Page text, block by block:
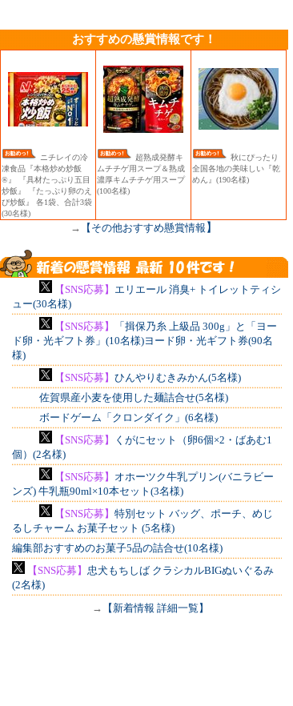
おすすめの懸賞情報です！
ニチレイの冷
凍食品『本格炒め炒飯
®』 『具材たっぷり五目
炒飯』 『たっぷり卵のえ
び炒飯』 各1袋、合計3袋
(30名様)
超熟成発酵キ
ムチチゲ用スープ＆熟成
濃厚キムチチゲ用スープ
(100名様)
秋にぴったり
全国各地の美味しい『乾
めん』(190名様)
→ 【その他おすすめ懸賞情報 】
【SNS応募】 エリエール 消臭+ トイレットティシ
ュー(30名様)
【SNS応募】
「揖保乃糸 上級品 300g」と「ヨー
ド卵・光ギフト券」(10名様)ヨード卵・光ギフト券(90名
様)
【SNS応募】 ひんやりむきみかん(5名様)
佐賀県産小麦を使用した麺詰合せ(5名様)
ボードゲーム「クロンダイク」(6名様)
【SNS応募】
くがにセット（卵6個×2・ばあむ1
個）(2名様)
【SNS応募】 オホーツク牛乳プリン(バニラビー
ンズ) 牛乳瓶90ml×10本セット(3名様)
【SNS応募】 特別セット バッグ、ポーチ、めじ
るしチャーム お菓子セット (5名様)
編集部おすすめのお菓子5品の詰合せ(10名様)
【SNS応募】 忠犬もちしば クラシカルBIGぬいぐるみ
(2名様)
→
【新着情報 詳細一覧】